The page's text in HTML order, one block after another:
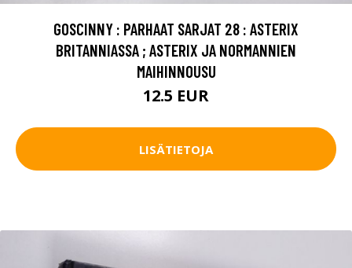
GOSCINNY : PARHAAT SARJAT 28 : ASTERIX
BRITANNIASSA ; ASTERIX JA NORMANNIEN
MAIHINNOUSU
12.5 EUR
LISÄTIETOJA